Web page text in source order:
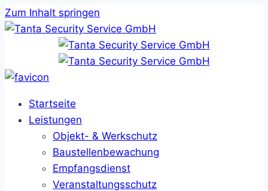
Zum Inhalt springen
Startseite
Leistungen
Objekt- & Werkschutz
Baustellenbewachung
Empfangsdienst
Veranstaltungsschutz